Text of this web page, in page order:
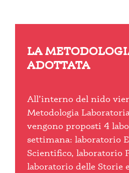
LA
ADOTTATA
All’interno del nido
Metodologia
vengono proposti 4
settimana: laboratorio
Scientifico, laboratorio
laboratorio delle Storie